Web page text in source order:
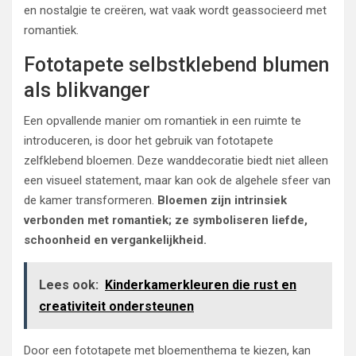
en nostalgie te creëren, wat vaak wordt geassocieerd met
romantiek.
Fototapete selbstklebend blumen
als blikvanger
Een opvallende manier om romantiek in een ruimte te
introduceren, is door het gebruik van fototapete
zelfklebend bloemen. Deze wanddecoratie biedt niet alleen
een visueel statement, maar kan ook de algehele sfeer van
de kamer transformeren. Bloemen zijn intrinsiek
verbonden met romantiek; ze symboliseren liefde,
schoonheid en vergankelijkheid.
Lees ook: Kinderkamerkleuren die rust en
creativiteit ondersteunen
Door een fototapete met bloementhema te kiezen, kan